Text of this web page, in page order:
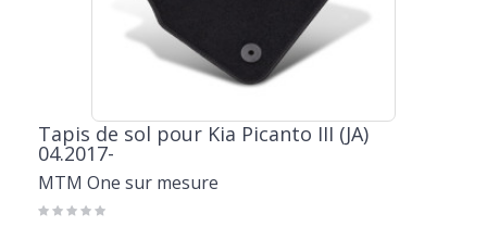
Tapis de sol pour Kia Picanto III (JA)
04.2017-
MTM One sur mesure